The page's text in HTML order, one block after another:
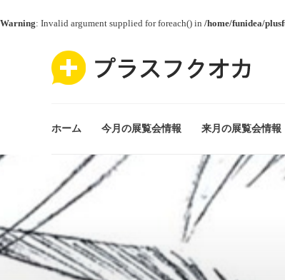
Warning: Invalid argument supplied for foreach() in /home/funidea/
ホーム 今月の展覧会情報 来月の展覧会情報